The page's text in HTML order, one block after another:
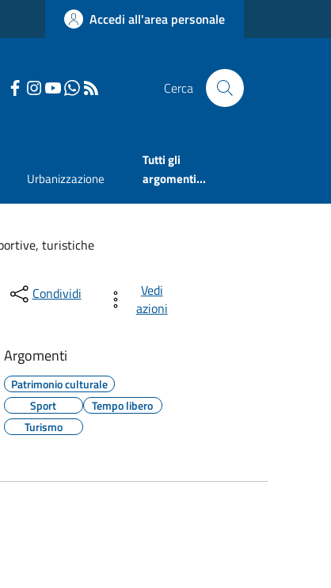
Accedi all'area personale
Cerca
Urbanizzazione
Tutti gli
argomenti...
turistiche
Condividi
Vedi
azioni
Argomenti
Patrimonio culturale
Sport
Tempo libero
Turismo